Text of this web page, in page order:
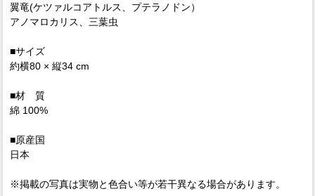
翼竜(ケツァルコアトルス、プテラノドン）
アノマロカリス、三葉虫
■サイズ
約横80 × 縦34 cm
■材 質
綿 100%
■原産国
日本
※掲載の写真は実物と色合い等が若干異なる場合があります。